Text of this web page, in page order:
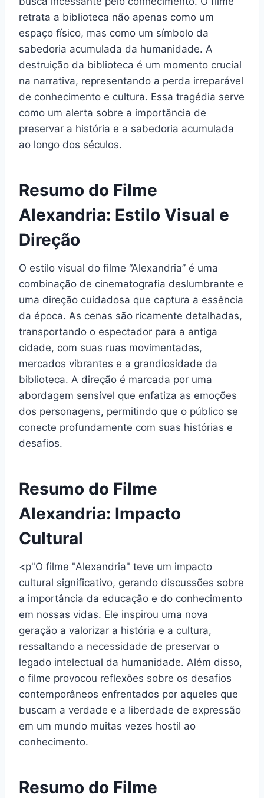
retrata a biblioteca não apenas como um
espaço físico, mas como um símbolo da
sabedoria acumulada da humanidade. A
destruição da biblioteca é um momento crucial
na narrativa, representando a perda irreparável
de conhecimento e cultura. Essa tragédia serve
como um alerta sobre a importância de
preservar a história e a sabedoria acumulada
ao longo dos séculos.
Resumo do Filme
Alexandria: Estilo Visual e
Direção
O estilo visual do filme “Alexandria” é uma
combinação de cinematografia deslumbrante e
uma direção cuidadosa que captura a essência
da época. As cenas são ricamente detalhadas,
transportando o espectador para a antiga
cidade, com suas ruas movimentadas,
mercados vibrantes e a grandiosidade da
biblioteca. A direção é marcada por uma
abordagem sensível que enfatiza as emoções
dos personagens, permitindo que o público se
conecte profundamente com suas histórias e
desafios.
Resumo do Filme
Alexandria: Impacto
Cultural
<p"O filme "Alexandria" teve um impacto
cultural significativo, gerando discussões sobre
a importância da educação e do conhecimento
em nossas vidas. Ele inspirou uma nova
geração a valorizar a história e a cultura,
ressaltando a necessidade de preservar o
legado intelectual da humanidade. Além disso,
o filme provocou reflexões sobre os desafios
contemporâneos enfrentados por aqueles que
buscam a verdade e a liberdade de expressão
em um mundo muitas vezes hostil ao
conhecimento.
Resumo do Filme